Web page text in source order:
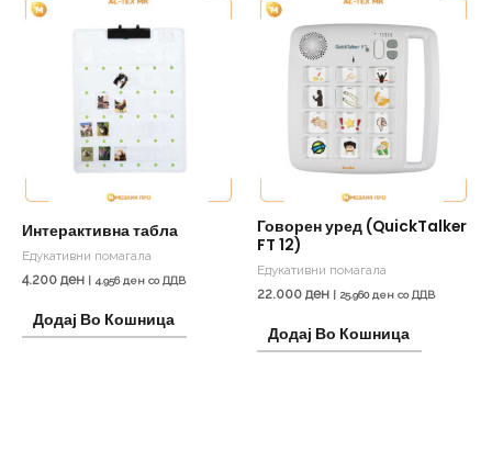
Интерактивна табла
Едукативни помагала
4.200 ден 4.956ден со ДДВ
Додај Во Кошница
Говорен уред (QuickTalker
FT 12)
Едукативни помагала
22.000 ден 25.960ден со ДДВ
Додај Во Кошница